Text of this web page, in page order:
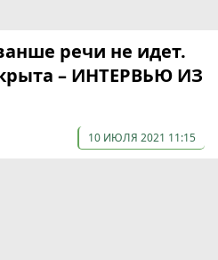
речи не идет.
– ИНТЕРВЬЮ ИЗ
10 ИЮЛЯ 2021 11:15